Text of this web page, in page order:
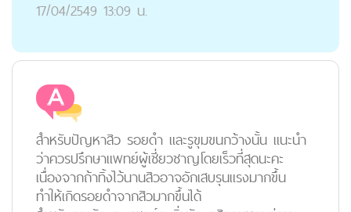
17/04/2549 13:09 น.
สำหรับปัญหาสิว รอยดำ และรูขุมขนกว้างนั้น แนะนำ
ว่าควรปรึกษาแพทย์ผู้เชี่ยวชาญโดยเร็วที่สุดนะคะ
เนื่องจากถ้าทิ้งไว้นานสิวอาจอักเสบรุนแรงมากขึ้น
ทำให้เกิดรอยดำจากสิวมากขึ้นได้